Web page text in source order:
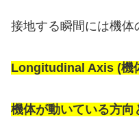
接地する瞬間には機体
Longitudinal Axis (機
機体が動いている方向